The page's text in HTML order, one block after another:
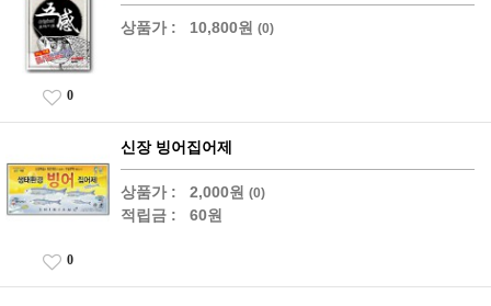
상품가 : 10,800원 (0)
0
신장 빙어집어제
상품가 : 2,000원 (0)
적립금 : 60원
0